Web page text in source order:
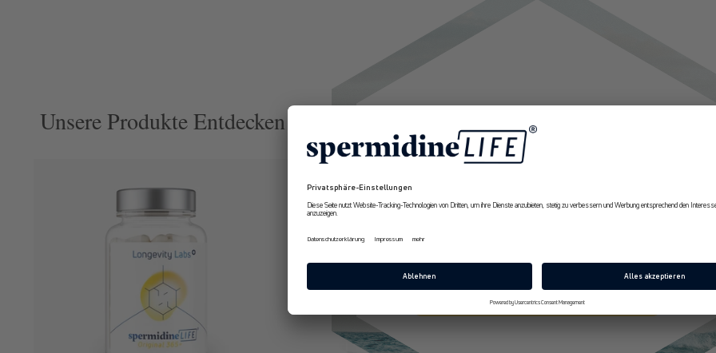
Unsere Produkte Entdecken 10% Rabatt
Erhalte ab sofort
Jetzt 10% Rabatt sichern